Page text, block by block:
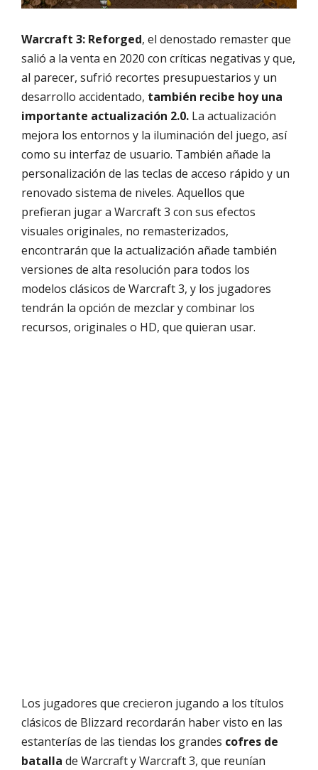
Warcraft 3: Reforged, el denostado remaster que
salió a la venta en 2020 con críticas negativas y que,
al parecer, sufrió recortes presupuestarios y un
desarrollo accidentado, también recibe hoy una
importante actualización 2.0. La actualización
mejora los entornos y la iluminación del juego, así
como su interfaz de usuario. También añade la
personalización de las teclas de acceso rápido y un
renovado sistema de niveles. Aquellos que
prefieran jugar a Warcraft 3 con sus efectos
visuales originales, no remasterizados,
encontrarán que la actualización añade también
versiones de alta resolución para todos los
modelos clásicos de Warcraft 3, y los jugadores
tendrán la opción de mezclar y combinar los
recursos, originales o HD, que quieran usar.
Los jugadores que crecieron jugando a los títulos
clásicos de Blizzard recordarán haber visto en las
estanterías de las tiendas los grandes cofres de
batalla de Warcraft y Warcraft 3, que reunían